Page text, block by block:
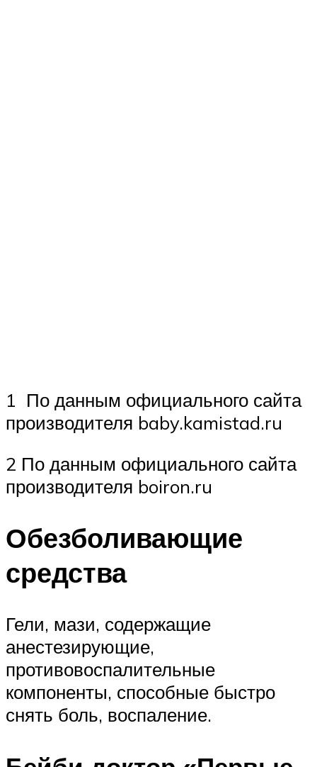
1 По данным официального сайта
производителя baby.kamistad.ru
2 По данным официального сайта
производителя boiron.ru
Обезболивающие
средства
Гели, мази, содержащие
анестезирующие,
противовоспалительные
компоненты, способные быстро
снять боль, воспаление.